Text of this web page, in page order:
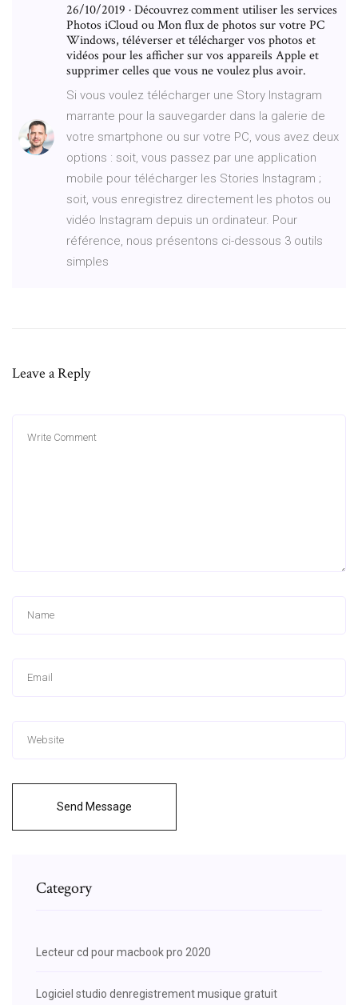
26/10/2019 · Découvrez comment utiliser les services
Photos iCloud ou Mon flux de photos sur votre PC
Windows, téléverser et télécharger vos photos et
vidéos pour les afficher sur vos appareils Apple et
supprimer celles que vous ne voulez plus avoir.
Si vous voulez télécharger une Story Instagram
marrante pour la sauvegarder dans la galerie de
votre smartphone ou sur votre PC, vous avez deux
options : soit, vous passez par une application
mobile pour télécharger les Stories Instagram ;
soit, vous enregistrez directement les photos ou
vidéo Instagram depuis un ordinateur. Pour
référence, nous présentons ci-dessous 3 outils
simples
Leave a Reply
Send Message
Category
Lecteur cd pour macbook pro 2020
Logiciel studio denregistrement musique gratuit